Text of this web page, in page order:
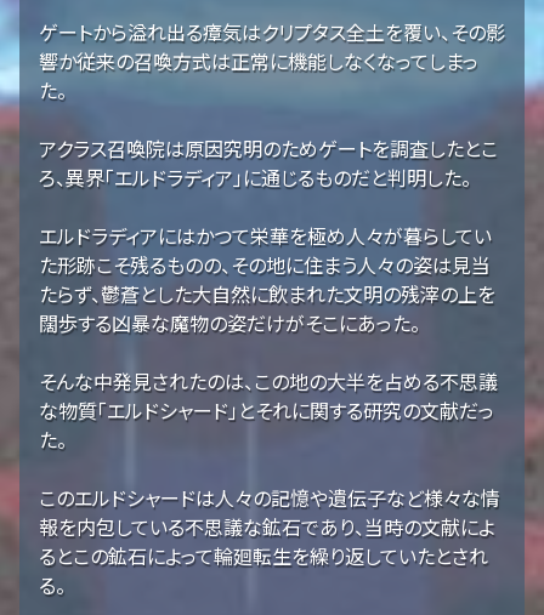
ゲートから溢れ出る瘴気はクリプタス全土を覆い、その影
響か従来の召喚方式は正常に機能しなくなってしまっ
た。
アクラス召喚院は原因究明のためゲートを調査したとこ
ろ、異界「エルドラディア」に通じるものだと判明した。
エルドラディアにはかつて栄華を極め人々が暮らしてい
た形跡こそ残るものの、その地に住まう人々の姿は見当
たらず、鬱蒼とした大自然に飲まれた文明の残滓の上を
闊歩する凶暴な魔物の姿だけがそこにあった。
そんな中発見されたのは、この地の大半を占める不思議
な物質「エルドシャード」とそれに関する研究の文献だっ
た。
このエルドシャードは人々の記憶や遺伝子など様々な情
報を内包している不思議な鉱石であり、当時の文献によ
るとこの鉱石によって輪廻転生を繰り返していたとされ
る。